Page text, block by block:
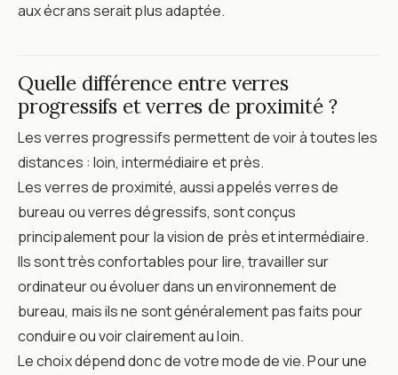
aux écrans serait plus adaptée.
Quelle différence entre verres
progressifs et verres de proximité ?
Les verres progressifs permettent de voir à toutes les
distances : loin, intermédiaire et près.
Les verres de proximité, aussi appelés verres de
bureau ou verres dégressifs, sont conçus
principalement pour la vision de près et intermédiaire.
Ils sont très confortables pour lire, travailler sur
ordinateur ou évoluer dans un environnement de
bureau, mais ils ne sont généralement pas faits pour
conduire ou voir clairement au loin.
Le choix dépend donc de votre mode de vie. Pour une